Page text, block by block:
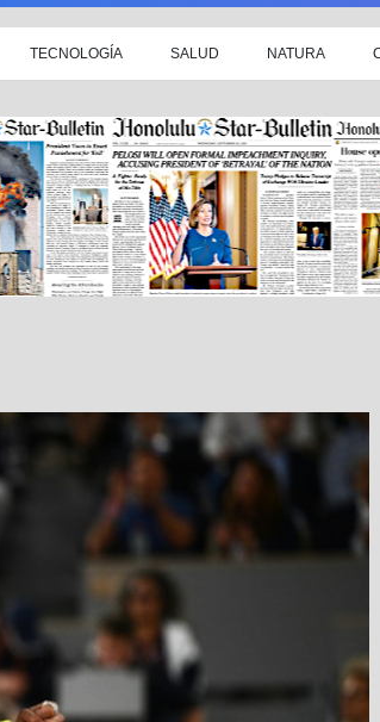
TECNOLOGÍA SALUD NATURA